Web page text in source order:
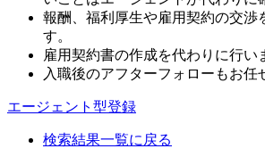
報酬、福利厚生や雇用契約の交渉
す。
雇用契約書の作成を代わりに行い
入職後のアフターフォローもお任
エージェント型登録
検索結果一覧に戻る